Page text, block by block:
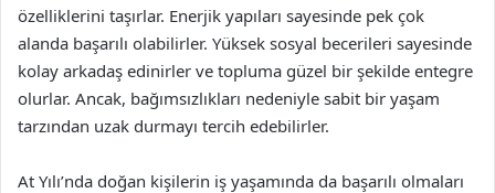
özelliklerini taşırlar. Enerjik yapıları sayesinde pek çok
alanda başarılı olabilirler. Yüksek sosyal becerileri sayesinde
kolay arkadaş edinirler ve topluma güzel bir şekilde entegre
olurlar. Ancak, bağımsızlıkları nedeniyle sabit bir yaşam
tarzından uzak durmayı tercih edebilirler.
At Yılı’nda doğan kişilerin iş yaşamında da başarılı olmaları